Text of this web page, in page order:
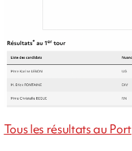
Tous les résultats au Port